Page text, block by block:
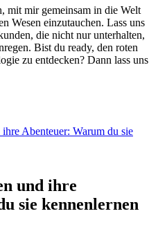
mit⁤ mir ⁤gemeinsam in die‍ Welt
Wesen ⁢einzutauchen. Lass uns
die nicht nur unterhalten,
Bist du ready, den roten
zu entdecken? Dann ⁤lass uns
Abenteuer: Warum du sie
​und ihre
sie kennenlernen